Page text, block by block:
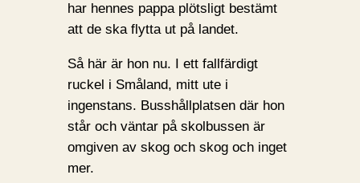
har hennes pappa plötsligt bestämt
att de ska flytta ut på landet.
Så här är hon nu. I ett fallfärdigt
ruckel i Småland, mitt ute i
ingenstans. Busshållplatsen där hon
står och väntar på skolbussen är
omgiven av skog och skog och inget
mer.